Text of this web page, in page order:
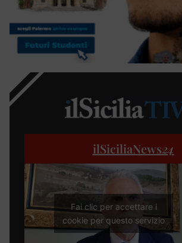
ilSiciliaNews24
Fai clic per accettare i
cookie per questo servizio